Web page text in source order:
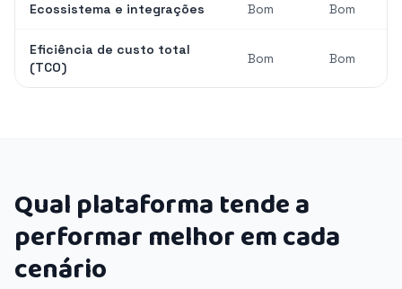
Ecossistema e integrações Bom Bom
Eficiência de custo total
(TCO)
Bom Bom
Qual plataforma tende a
performar melhor em cada
cenário